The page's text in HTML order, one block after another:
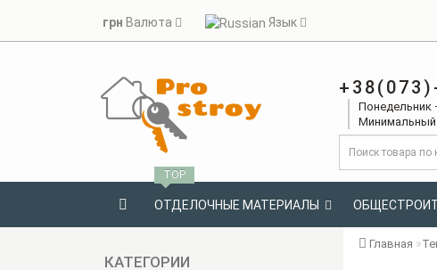
грн Валюта Язык
Понедельник
Минимальный
ОТДЕЛОЧНЫЕ МАТЕРИАЛЫ
TOP
КАТЕГОРИИ
Главная